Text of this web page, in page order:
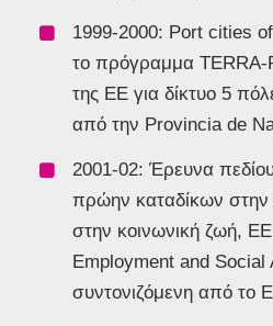
1999-2000: Port cities
το πρόγραμμα TERRA-
της ΕΕ για δίκτυο 5
από την Provincia de
2001-02: Έρευνα
πρώην καταδίκων στην
στην κοινωνική ζωή,
Employment and Social
συντονιζόμενη από το